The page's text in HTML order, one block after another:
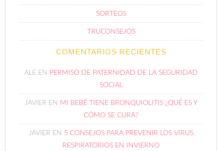
SORTEOS
TRUCONSEJOS
COMENTARIOS RECIENTES
ALE EN PERMISO DE PATERNIDAD DE LA SEGURIDAD
SOCIAL
JAVIER EN MI BEBÉ TIENE BRONQUIOLITIS ¿QUÉ ES Y
CÓMO SE CURA?
JAVIER EN 5 CONSEJOS PARA PREVENIR LOS VIRUS
RESPIRATORIOS EN INVIERNO